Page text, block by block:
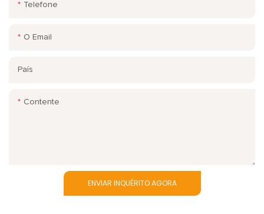
Telefone
O Email
País
Contente
ENVIAR INQUÉRITO AGORA